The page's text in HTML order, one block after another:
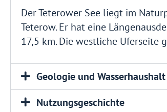
Der Teterower See liegt im
Teterow. Er hat eine
17,5 km. Die westliche Uferseite
Geologie und Wasserhaushalt
Nutzungsgeschichte